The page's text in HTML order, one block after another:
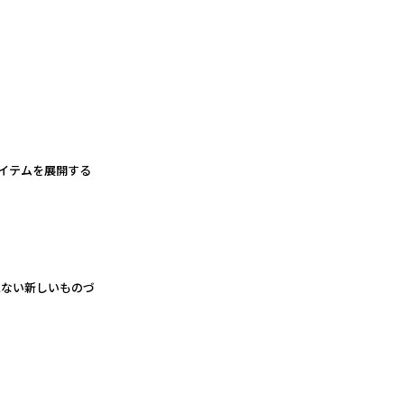
テムを展開する
い新しいものづ